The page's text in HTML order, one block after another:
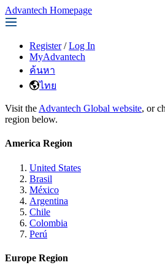
Advantech Homepage
Register / Log In
MyAdvantech
ค้นหา
ไทย
Visit the Advantech Global website, or
region below.
America Region
United States
Brasil
México
Argentina
Chile
Colombia
Perú
Europe Region